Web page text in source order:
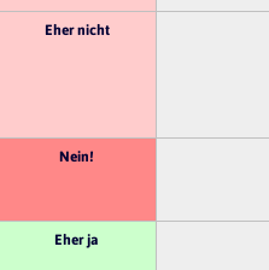
Eher nicht
Nein!
Eher ja